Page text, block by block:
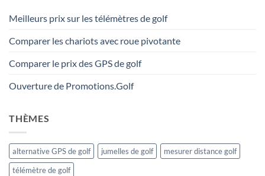
Meilleurs prix sur les télémètres de golf
Comparer les chariots avec roue pivotante
Comparer le prix des GPS de golf
Ouverture de Promotions.Golf
THÈMES
alternative GPS de golf jumelles de golf
mesurer distance golf
télémètre de golf